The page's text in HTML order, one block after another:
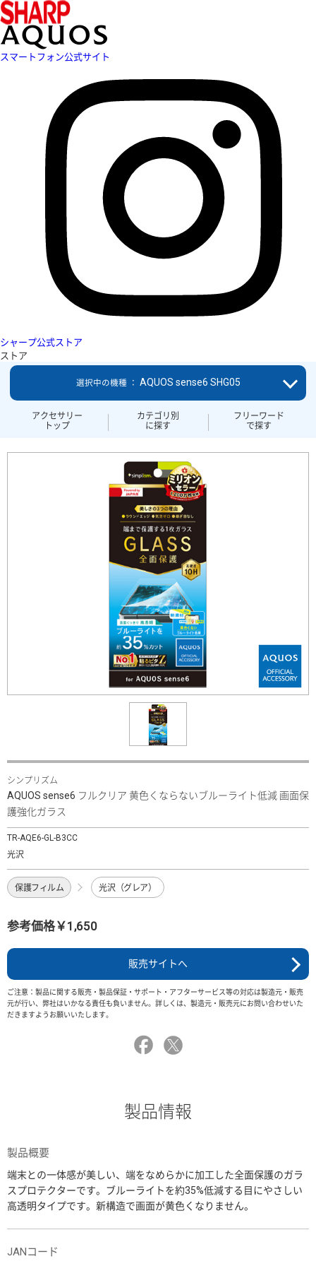
スマートフォン公式サイト
シャープ公式ストア
ストア
アクセサリー
トップ
カテゴリ別
に探す
フリーワード
で探す
選択中の機種 ： AQUOS sense6 SHG05
シンプリズム
AQUOS sense6 フルクリア 黄色くならないブルーライト低減 画面保
護強化ガラス
TR-AQE6-GL-B3CC
光沢
保護フィルム 光沢（グレア）
参考価格￥1,650
販売サイトへ
ご注意：製品に関する販売・製品保証・サポート・アフターサービス等の対応は製造元・販売
元が行い、弊社はいかなる責任も負いません。詳しくは、製造元・販売元にお問い合わせいた
だきますようお願いいたします。
製品情報
製品概要
端末との一体感が美しい、端をなめらかに加工した全面保護のガラ
スプロテクターです。ブルーライトを約35%低減する目にやさしい
高透明タイプです。新構造で画面が黄色くなりません。
JANコード